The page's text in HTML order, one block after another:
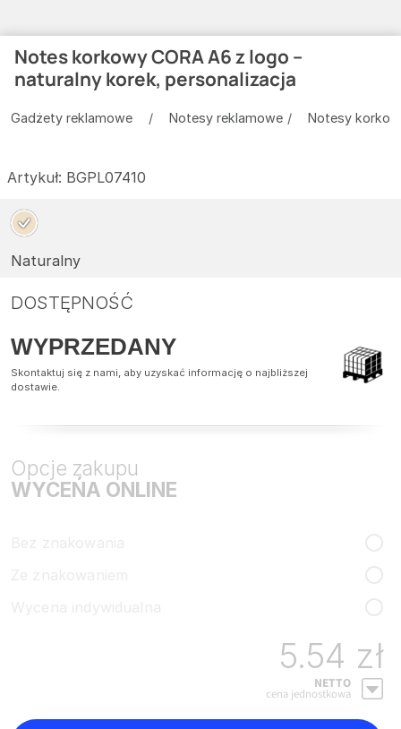
Notes korkowy CORA A6 z logo –
naturalny korek, personalizacja
Gadżety reklamowe Notesy reklamowe Notesy
Artykuł: BGPL07410
Naturalny
DOSTĘPNOŚĆ
WYPRZEDANY
Skontaktuj się z nami, aby uzyskać informację o najbliższej
dostawie.
Opcje zakupu
WYCEŃA ONLINE
5.54 zł
NETTO
cena jednostkowa